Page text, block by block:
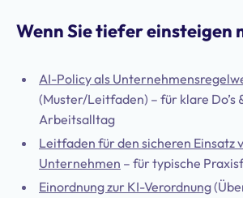
Wenn Sie tiefer einsteigen
AI-Policy als
(Muster/Leitfaden) – für klare Do’s
Arbeitsalltag
Leitfaden für den sicheren Einsatz
Unternehmen – für typische
Einordnung zur KI-Verordnung